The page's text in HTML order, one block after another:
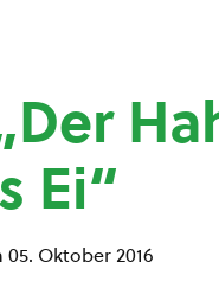
Ei“
Oktober 2016